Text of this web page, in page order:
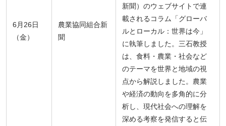
6月26日
（金）
農業協同組合新
聞
新聞）のウェブサイトで連
載されるコラム「グローバ
ルとローカル：世界は今」
に執筆しました。三石教授
は、食料・農業・社会など
のテーマを世界と地域の視
点から解説しました。農業
や経済の動向を多角的に分
析し、現代社会への理解を
深める考察を発信すると伝